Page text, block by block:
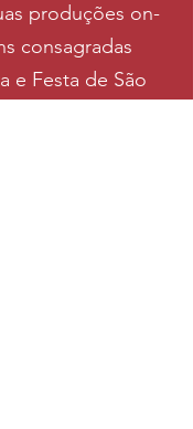
produções on-
consagradas
e Festa de São